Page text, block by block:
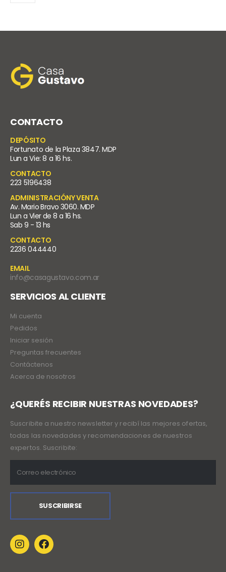
CONTACTO
DEPÓSITO
Fortunato de la Plaza 3847. MDP
Lun a Vie: 8 a 16 hs.
CONTACTO
223 5196438
ADMINISTRACIÓNY VENTA
Av. Mario Bravo 3060. MDP
Lun a Vier de 8 a 16 hs.
Sab 9 - 13 hs
CONTACTO
2236 044440
EMAIL
info@casagustavo.com.ar
SERVICIOS AL CLIENTE
Mi cuenta
Pedidos
Iniciar sesión
Preguntas frecuentes
Contáctenos
Acerca de nosotros
¿QUERÉS RECIBIR NUESTRAS NOVEDADES?
Suscribite a nuestro newsletter y recibí las mejores ofertas,
todas las novedades y recomendaciones de nuestros
expertos. Suscribite: